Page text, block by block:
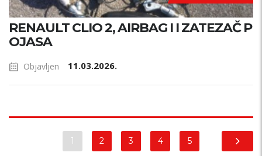
RENAULT CLIO 2, AIRBAG I I ZATEZAČ P
OJASA
Objavljen 11.03.2026.
1 2 3 4 5